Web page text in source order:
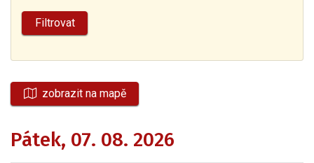
zobrazit na mapě
Pátek, 07. 08. 2026